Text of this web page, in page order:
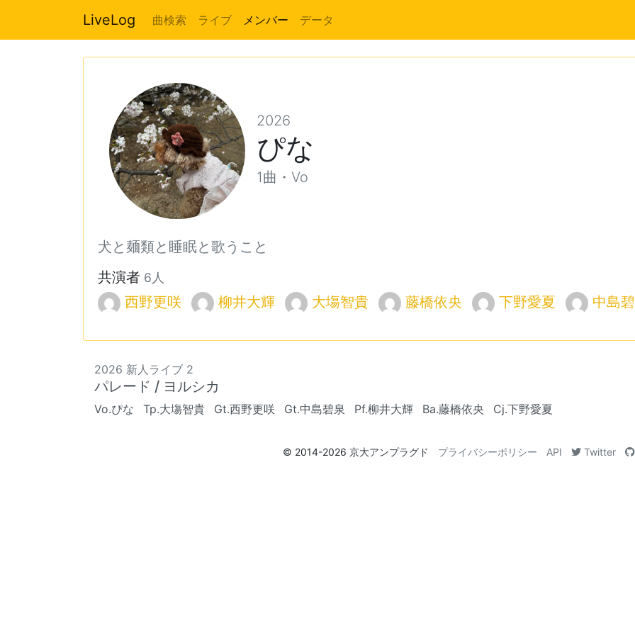
LiveLog 曲検索 ライブ メンバー データ
2026
ぴな
1曲・Vo
犬と麺類と睡眠と歌うこと
共演者 6人
西野更咲 柳井大輝 大塲智貴 藤橋依央 下野愛夏 中島
2026 新人ライブ 2
パレード / ヨルシカ
Vo.ぴな Tp.大塲智貴 Gt.西野更咲 Gt.中島碧泉 Pf.柳井大輝 Ba.藤橋依央 Cj.下野愛夏
© 2014-2026 京大アンプラグド プライバシーポリシー API Twitter